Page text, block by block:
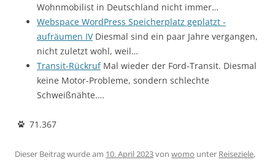
Wohnmobilist in Deutschland nicht immer…
Webspace WordPress Speicherplatz geplatzt -
aufräumen IVDiesmal sind ein paar Jahre vergangen,
nicht zuletzt wohl, weil…
Transit-RückrufMal wieder der Ford-Transit. Diesmal
keine Motor-Probleme, sondern schlechte
Schweißnähte.…
71.367
Dieser Beitrag wurde am 10. April 2023von womo unter Reiseziele,